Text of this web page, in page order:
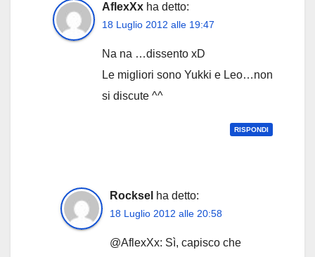
AflexXx ha detto:
18 Luglio 2012 alle 19:47
Na na …dissento xD
Le migliori sono Yukki e Leo…non
si discute ^^
RISPONDI
Rocksel ha detto:
18 Luglio 2012 alle 20:58
@AflexXx: Sì, capisco che